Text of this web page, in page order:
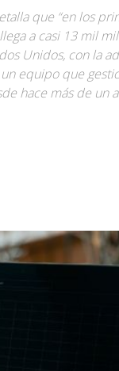
que “en los
a casi 13 mil
Unidos, con la
equipo que
hace más de un